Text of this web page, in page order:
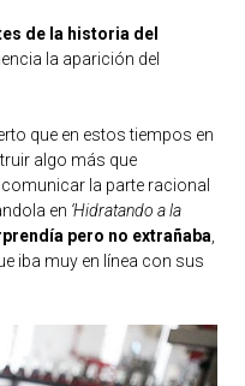
de la historia del
la aparición del
que en estos tiempos en
algo más que
la parte racional
en ‘Hidratando a la
pero no extrañaba,
iba muy en línea con sus